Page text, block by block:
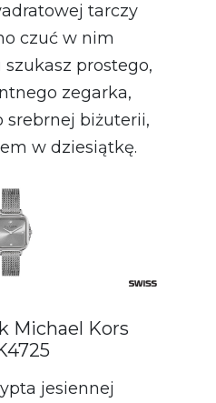
tarczy
czuć w nim
prostego,
zegarka,
srebrnej biżuterii,
w dziesiątkę.
Michael Kors
jesiennej